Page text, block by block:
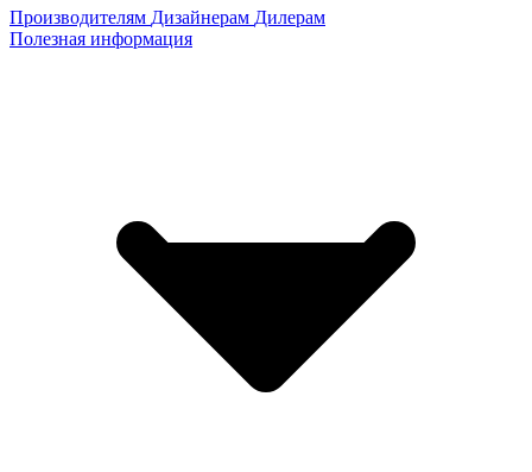
Производителям Дизайнерам Дилерам
Полезная информация